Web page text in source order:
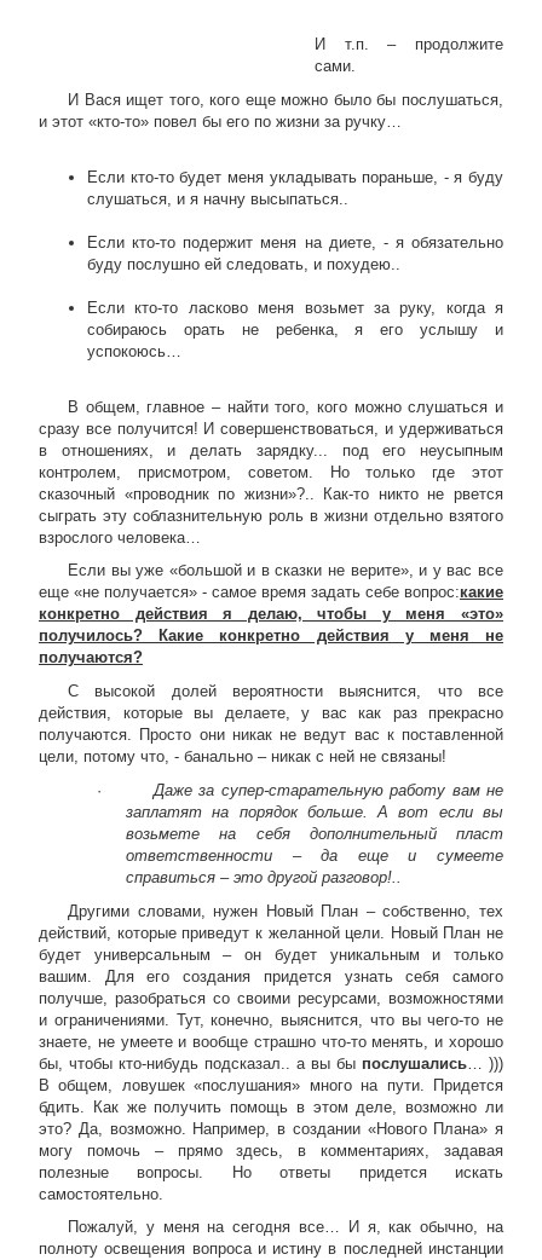
И т.п. – продолжите
сами.
И Вася ищет того, кого еще можно было бы послушаться,
и этот «кто-то» повел бы его по жизни за ручку…
Если кто-то будет меня укладывать пораньше, - я буду
слушаться, и я начну высыпаться..
Если кто-то подержит меня на диете, - я обязательно
буду послушно ей следовать, и похудею..
Если кто-то ласково меня возьмет за руку, когда я
собираюсь орать не ребенка, я его услышу и
успокоюсь…
В общем, главное – найти того, кого можно слушаться и
сразу все получится! И совершенствоваться, и удерживаться
в отношениях, и делать зарядку... под его неусыпным
контролем, присмотром, советом. Но только где этот
сказочный «проводник по жизни»?.. Как-то никто не рвется
сыграть эту соблазнительную роль в жизни отдельно взятого
взрослого человека…
Если вы уже «большой и в сказки не верите», и у вас все
еще «не получается» - самое время задать себе вопрос:какие
конкретно действия я делаю, чтобы у меня «это»
получилось? Какие конкретно действия у меня не
получаются?
С высокой долей вероятности выяснится, что все
действия, которые вы делаете, у вас как раз прекрасно
получаются. Просто они никак не ведут вас к поставленной
цели, потому что, - банально – никак с ней не связаны!
·Даже за супер-старательную работу вам не
заплатят на порядок больше. А вот если вы
возьмете на себя дополнительный пласт
ответственности – да еще и сумеете
справиться – это другой разговор!..
Другими словами, нужен Новый План – собственно, тех
действий, которые приведут к желанной цели. Новый План не
будет универсальным – он будет уникальным и только
вашим. Для его создания придется узнать себя самого
получше, разобраться со своими ресурсами, возможностями
и ограничениями. Тут, конечно, выяснится, что вы чего-то не
знаете, не умеете и вообще страшно что-то менять, и хорошо
бы, чтобы кто-нибудь подсказал.. а вы бы послушались … )))
В общем, ловушек «послушания» много на пути. Придется
бдить. Как же получить помощь в этом деле, возможно ли
это? Да, возможно. Например, в создании «Нового Плана» я
могу помочь – прямо здесь, в комментариях, задавая
полезные вопросы. Но ответы придется искать
самостоятельно.
Пожалуй, у меня на сегодня все… И я, как обычно, на
полноту освещения вопроса и истину в последней инстанции